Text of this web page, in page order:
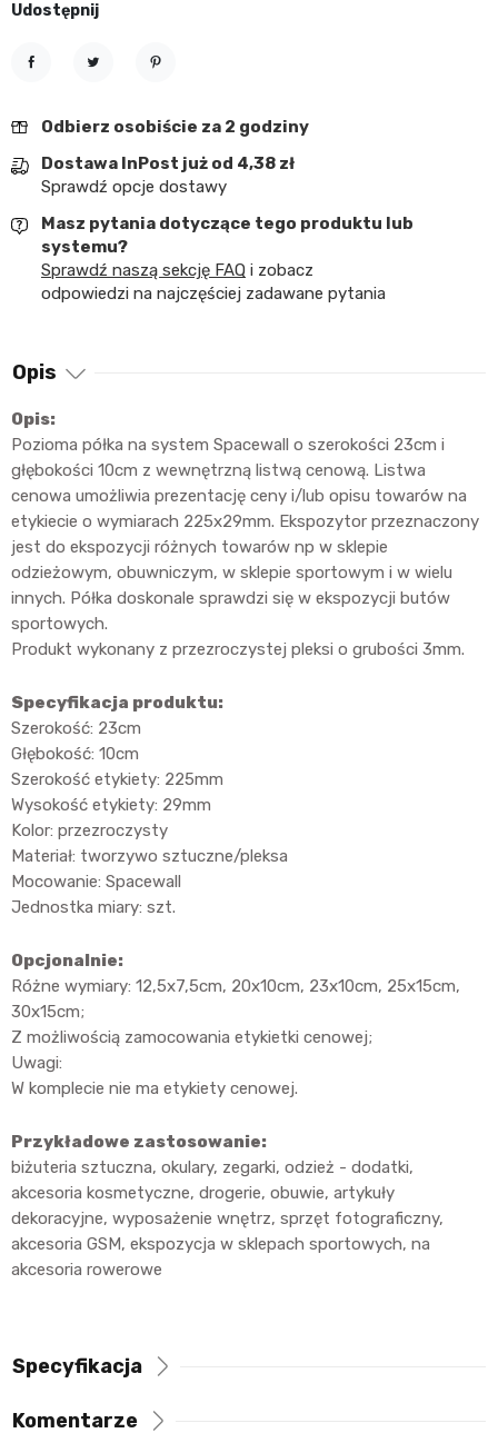
Udostępnij
Odbierz osobiście za 2 godziny
Dostawa InPost już od 4,38 zł
Sprawdź opcje dostawy
Masz pytania dotyczące tego produktu lub
systemu?
Sprawdź naszą sekcję FAQ i zobacz
odpowiedzi na najczęściej zadawane pytania
Opis
Opis:
Pozioma półka na system Spacewall o szerokości 23cm i
głębokości 10cm z wewnętrzną listwą cenową. Listwa
cenowa umożliwia prezentację ceny i/lub opisu towarów na
etykiecie o wymiarach 225x29mm. Ekspozytor przeznaczony
jest do ekspozycji różnych towarów np w sklepie
odzieżowym, obuwniczym, w sklepie sportowym i w wielu
innych. Półka doskonale sprawdzi się w ekspozycji butów
sportowych.
Produkt wykonany z przezroczystej pleksi o grubości 3mm.
Specyfikacja produktu:
Szerokość: 23cm
Głębokość: 10cm
Szerokość etykiety: 225mm
Wysokość etykiety: 29mm
Kolor: przezroczysty
Materiał: tworzywo sztuczne/pleksa
Mocowanie: Spacewall
Jednostka miary: szt.
Opcjonalnie:
Różne wymiary: 12,5x7,5cm, 20x10cm, 23x10cm, 25x15cm,
30x15cm;
Z możliwością zamocowania etykietki cenowej;
Uwagi:
W komplecie nie ma etykiety cenowej.
Przykładowe zastosowanie:
biżuteria sztuczna, okulary, zegarki, odzież - dodatki,
akcesoria kosmetyczne, drogerie, obuwie, artykuły
dekoracyjne, wyposażenie wnętrz, sprzęt fotograficzny,
akcesoria GSM, ekspozycja w sklepach sportowych, na
akcesoria rowerowe
Specyfikacja
Komentarze